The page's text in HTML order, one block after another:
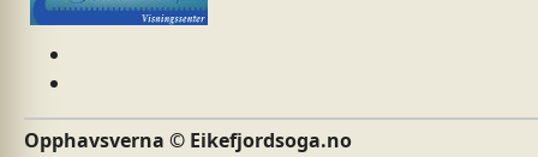
Opphavsverna © Eikefjordsoga.no